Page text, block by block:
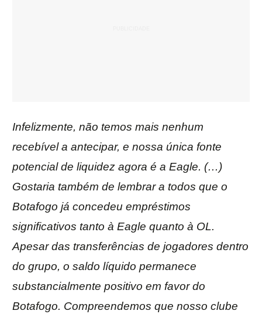
Infelizmente, não temos mais nenhum
recebível a antecipar, e nossa única fonte
potencial de liquidez agora é a Eagle. (…)
Gostaria também de lembrar a todos que o
Botafogo já concedeu empréstimos
significativos tanto à Eagle quanto à OL.
Apesar das transferências de jogadores dentro
do grupo, o saldo líquido permanece
substancialmente positivo em favor do
Botafogo. Compreendemos que nosso clube